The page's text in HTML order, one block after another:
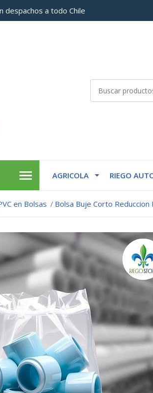
despachos a todo Chile
AGRICOLA RIEGO
en Bolsas Bolsa Buje Corto Reduccion